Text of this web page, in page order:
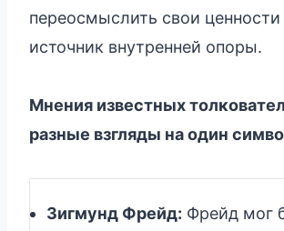
переосмыслить свои ценности
источник внутренней опоры.
Мнения известных
разные взгляды на один
Зигмунд Фрейд: Фрейд мог